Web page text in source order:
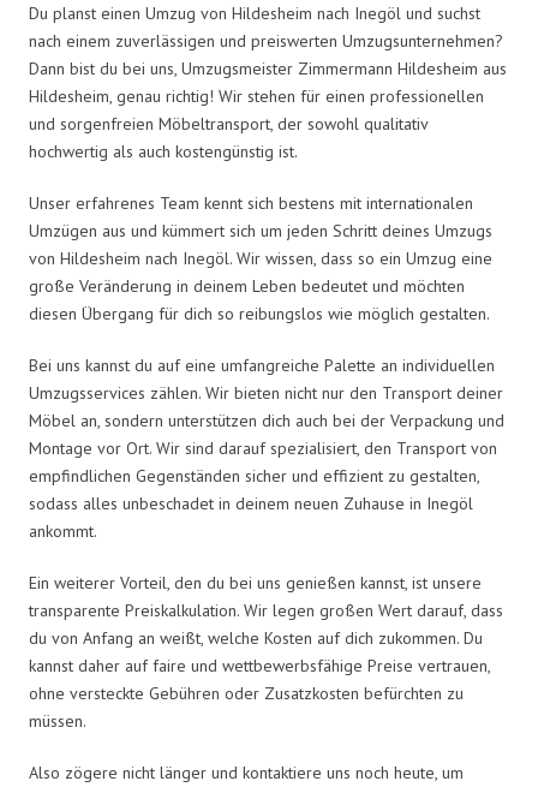
Du planst einen Umzug von Hildesheim nach Inegöl und suchst
nach einem zuverlässigen und preiswerten Umzugsunternehmen?
Dann bist du bei uns, Umzugsmeister Zimmermann Hildesheim aus
Hildesheim, genau richtig! Wir stehen für einen professionellen
und sorgenfreien Möbeltransport, der sowohl qualitativ
hochwertig als auch kostengünstig ist.
Unser erfahrenes Team kennt sich bestens mit internationalen
Umzügen aus und kümmert sich um jeden Schritt deines Umzugs
von Hildesheim nach Inegöl. Wir wissen, dass so ein Umzug eine
große Veränderung in deinem Leben bedeutet und möchten
diesen Übergang für dich so reibungslos wie möglich gestalten.
Bei uns kannst du auf eine umfangreiche Palette an individuellen
Umzugsservices zählen. Wir bieten nicht nur den Transport deiner
Möbel an, sondern unterstützen dich auch bei der Verpackung und
Montage vor Ort. Wir sind darauf spezialisiert, den Transport von
empfindlichen Gegenständen sicher und effizient zu gestalten,
sodass alles unbeschadet in deinem neuen Zuhause in Inegöl
ankommt.
Ein weiterer Vorteil, den du bei uns genießen kannst, ist unsere
transparente Preiskalkulation. Wir legen großen Wert darauf, dass
du von Anfang an weißt, welche Kosten auf dich zukommen. Du
kannst daher auf faire und wettbewerbsfähige Preise vertrauen,
ohne versteckte Gebühren oder Zusatzkosten befürchten zu
müssen.
Also zögere nicht länger und kontaktiere uns noch heute, um